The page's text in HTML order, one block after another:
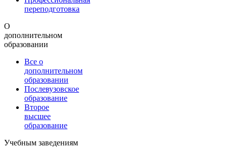
переподготовка
О
дополнительном
образовании
Все о
дополнительном
образовании
Послевузовское
образование
Второе
высшее
образование
Учебным заведениям